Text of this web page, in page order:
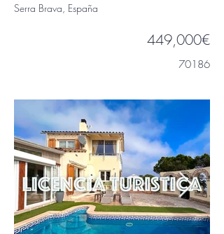
Serra Brava, España
449,000€
70186